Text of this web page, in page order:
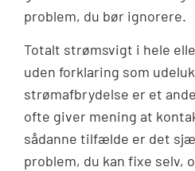
problem, du bør ignorere.
Totalt strømsvigt i hele
uden forklaring som
strømafbrydelse er et
ofte giver mening at
sådanne tilfælde er det
problem, du kan fixe selv,